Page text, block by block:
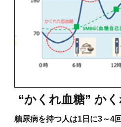
“かくれ血糖” か
糖尿病を持つ人は1日に3～4